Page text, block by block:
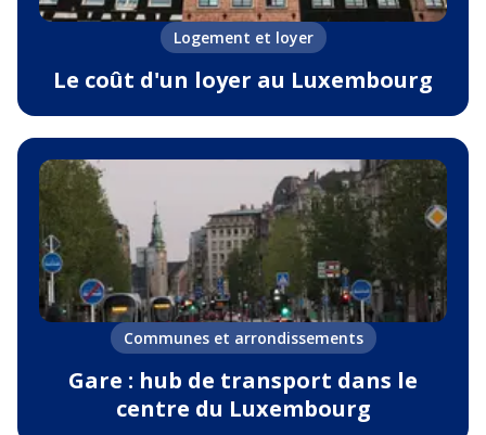
Logement et loyer
Le coût d'un loyer au Luxembourg
Communes et arrondissements
Gare : hub de transport dans le
centre du Luxembourg